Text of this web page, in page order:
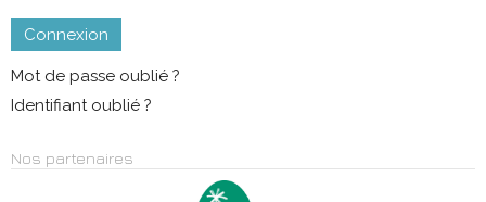
Connexion
Mot de passe oublié ?
Identifiant oublié ?
Nos partenaires